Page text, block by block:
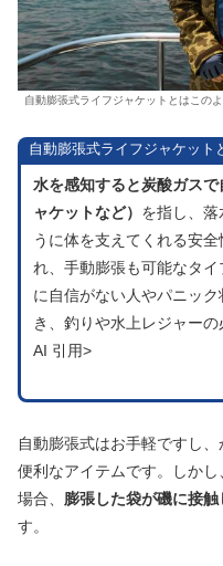
自動膨張式ライフジャケットとはこの
自動膨張式ライフジャケット
水を感知すると炭酸ガス
ャケットなど） を指し、落
うに体を支えてくれる安
れ、手動膨張も可能なタ
に自信がない人やパニッ
き、釣りや水上レジャー
AI 引用>
自動膨張式はお手軽ですし
便利なアイテムです。しか
場合、 膨張した袋が磯に接
す。